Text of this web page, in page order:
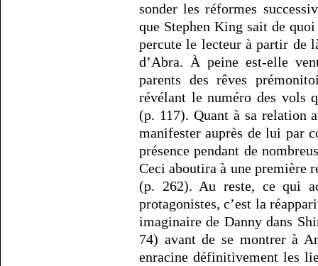
sonder les réformes
que Stephen King sait de
percute le lecteur à partir de
d’Abra. À peine est-elle
parents des rêves
révélant le numéro des vols
(p. 117). Quant à sa relation
manifester auprès de lui par
présence pendant de
Ceci aboutira à une première
(p. 262). Au reste, ce qui
protagonistes, c’est la
imaginaire de Danny dans
74) avant de se montrer à
enracine définitivement les